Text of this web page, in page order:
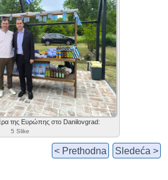
της Ευρώπης στο Danilovgrad:
5 Slike
< Prethodna Sledeća >